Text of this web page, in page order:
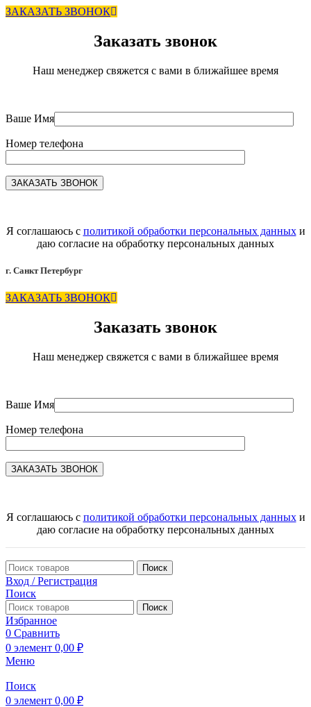
ЗАКАЗАТЬ ЗВОНОК
Заказать звонок
Наш менеджер свяжется с вами в ближайшее время
Ваше Имя
Номер телефона
Я соглашаюсь с политикой обработки персональных данныхи
даю согласие на обработку персональных данных
г. Санкт Петербург
ЗАКАЗАТЬ ЗВОНОК
Заказать звонок
Наш менеджер свяжется с вами в ближайшее время
Ваше Имя
Номер телефона
Я соглашаюсь с политикой обработки персональных данныхи
даю согласие на обработку персональных данных
Поиск
Вход / Регистрация
Поиск
Поиск
Избранное
0 Сравнить
0 элемент 0,00 ₽
Меню
Поиск
0 элемент 0,00 ₽